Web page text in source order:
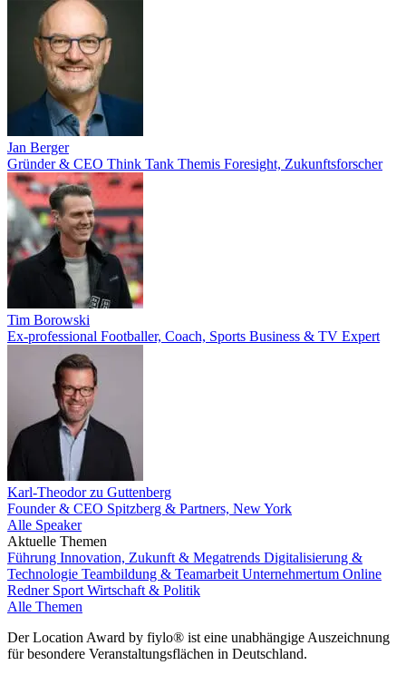
Jan Berger
Gründer & CEO Think Tank Themis Foresight, Zukunftsforscher
Tim Borowski
Ex-professional Footballer, Coach, Sports Business & TV Expert
Karl-Theodor zu Guttenberg
Founder & CEO Spitzberg & Partners, New York
Alle Speaker
Aktuelle Themen
Führung Innovation, Zukunft & Megatrends Digitalisierung &
Technologie Teambildung & Teamarbeit Unternehmertum Online
Redner Sport Wirtschaft & Politik
Alle Themen
Der Location Award by fiylo® ist eine unabhängige Auszeichnung
für besondere Veranstaltungsflächen in Deutschland.